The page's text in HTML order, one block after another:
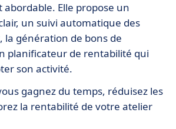
Elle propose un
un suivi automatique des
la génération de bons de
planificateur de rentabilité qui
son activité.
gagnez du temps, réduisez les
la rentabilité de votre atelier